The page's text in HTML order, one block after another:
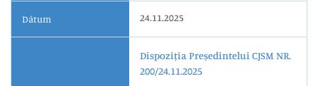
Dátum 24.11.2025
Dispoziția Președintelui CJSM NR.
200/24.11.2025